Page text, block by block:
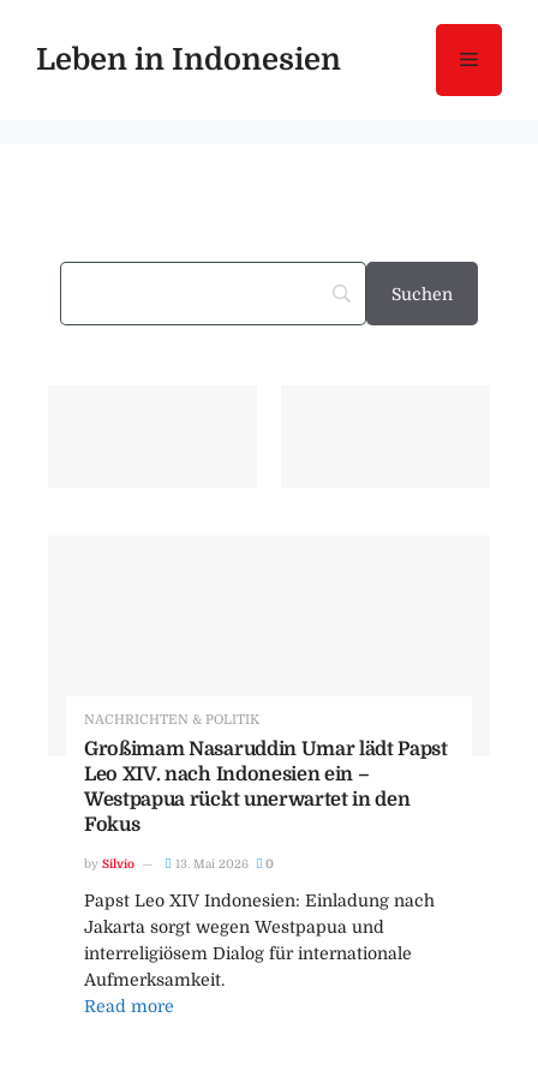
Leben in Indonesien
NACHRICHTEN & POLITIK
Großimam Nasaruddin Umar lädt Papst
Leo XIV. nach Indonesien ein –
Westpapua rückt unerwartet in den
Fokus
by Silvio 13. Mai 2026 0
Papst Leo XIV Indonesien: Einladung nach
Jakarta sorgt wegen Westpapua und
interreligiösem Dialog für internationale
Aufmerksamkeit.
Read more